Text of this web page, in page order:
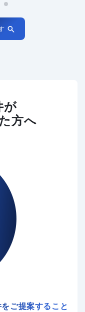
が
方へ
ご提案すること